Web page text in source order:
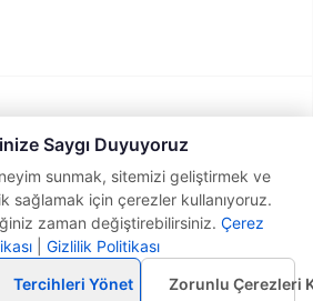
Gerekenler
Saygı Duyuyoruz
sunmak, sitemizi geliştirmek ve
sağlamak için çerezler kullanıyoruz.
zaman değiştirebilirsiniz. Çerez
Gizlilik Politikası
Tercihleri Yönet Zorunlu Çerezleri